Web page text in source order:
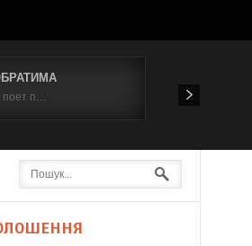
поет п… 19 червня